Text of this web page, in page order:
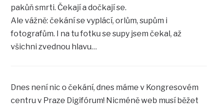
pakůň smrti. Čekají a dočkají se.
Ale vážně: čekání se vyplácí, orlům, supům i
fotografům. I na tu fotku se supy jsem čekal, až
všichni zvednou hlavu…
Dnes není nic o čekání, dnes máme v Kongresovém
centru v Praze Digifórum! Nicméně web musí běžet